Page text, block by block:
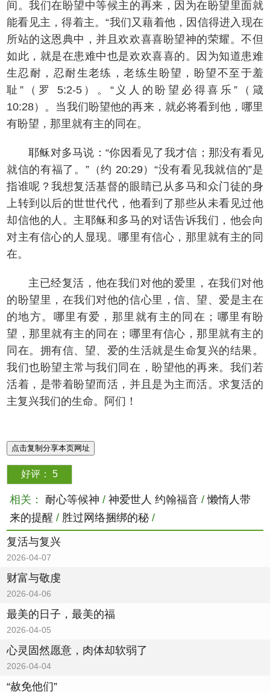
间。我们在盼望中等候主的再来，因为在盼望里面就
能看见主，得着主。“我们又藉着他，因信得进入现在
所站的这恩典中，并且欢欢喜喜盼望神的荣耀。不但
如此，就是在患难中也是欢欢喜喜的。因为知道患难
生忍耐，忍耐生老练，老练生盼望，盼望不至于羞
耻”（罗 5:2-5）。“义人的盼望必得喜乐”（箴
10:28）。当我们盼望他的再来，就必将看到他，哪里
有盼望，那里就有主的同在。
耶稣对多马说：“你因看见了我才信；那没有看见
就信的有福了。”（约 20:29）“没有看见我就信的”是
指谁呢？我想复活基督的眼睛已从多马和众门徒的身
上转到以后的世世代代，他看到了那些从未看见过他
却信他的人。主耶稣和多马的对话告诉我们，他会向
对主有信心的人显现。哪里有信心，那里就有主的同
在。
主已经复活，他在我们对他的爱里，在我们对他
的盼望里，在我们对他的信心里，信、望、爱是主在
的地方。哪里有爱，那里就有主的同在；哪里有盼
望，那里就有主的同在；哪里有信心，那里就有主的
同在。拥有信、望、爱的生活就是生命复兴的结果。
我们也盼望主常与我们同在，盼望他的再来。我们若
活着，是带着盼望而活，并且是为主而活。求复活的
主复兴我们的生命。阿们！
点击复制分享本页网址
好评： 5
相关： 耐心等候神 / 神爱世人 约翰福音 /懒惰人带
来的提醒 / 胜过网络捆绑的秘 /
复活与复兴
2026-04-07
财富与敬虔
2026-04-06
最美的日子，最美的福
2026-04-05
心灵固然愿意，肉体却软弱了
2026-04-04
“赦免他们”